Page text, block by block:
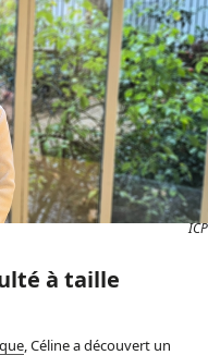
ICP
à taille
, Céline a découvert un